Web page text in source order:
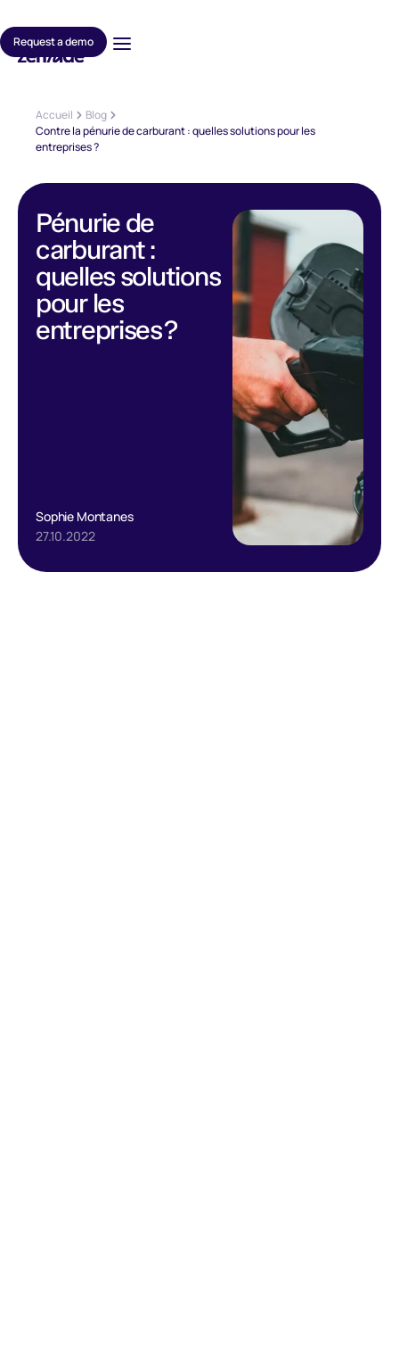
Request a demo
Accueil
Blog
Contre la pénurie de carburant : quelles solutions pour les
entreprises ?
Pénurie de
carburant :
quelles solutions
pour les
entreprises ?
Sophie Montanes
27.10.2022